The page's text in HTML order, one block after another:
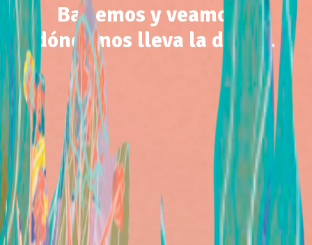
Bailemos y veamos a
dónde nos lleva la danza.